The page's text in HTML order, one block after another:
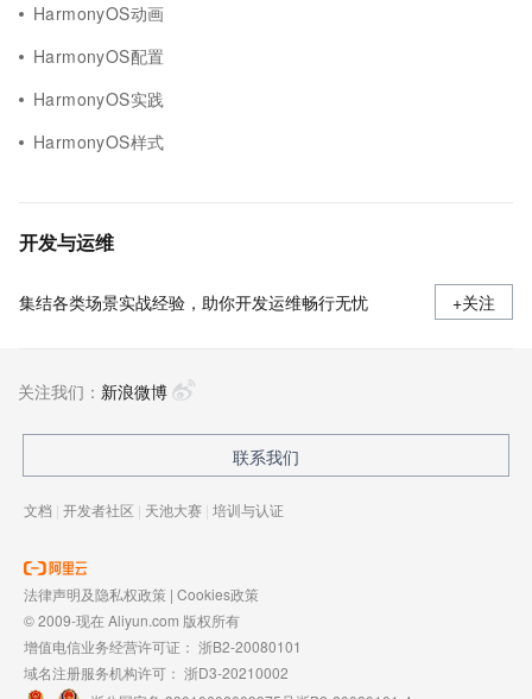
HarmonyOS动画
HarmonyOS配置
HarmonyOS实践
HarmonyOS样式
开发与运维
集结各类场景实战经验，助你开发运维畅行无忧 +关注
关注我们： 新浪微博
联系我们
文档 | 开发者社区 | 天池大赛 | 培训与认证
法律声明及隐私权政策 | Cookies政策
© 2009-现在 Aliyun.com 版权所有
增值电信业务经营许可证： 浙B2-20080101
域名注册服务机构许可： 浙D3-20210002